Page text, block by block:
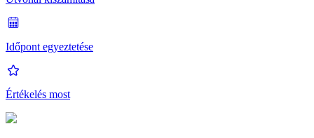
Időpont egyeztetése
Értékelés most